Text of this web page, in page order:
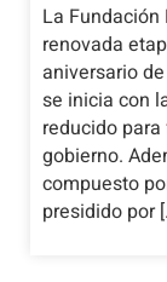
La
renovada
aniversario
se inicia con
reducido
gobierno.
compuesto
presidido por